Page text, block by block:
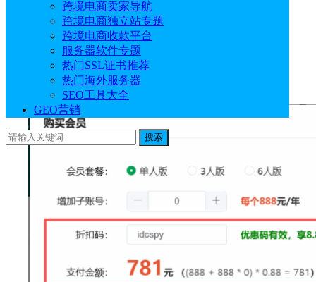
跨境电商卖家导航
跨境电商独立站专题
跨境电商收款平台
服务器软件专题
热门SSL证书推荐
热门海外服务器
SEO工具大全
GEO营销
搜索
Sif关键词优惠折扣：idcspy
活动地址：点击进入
活动时间：2026.1.12-2026.2.15
Sif关键词优惠折扣使用详情：